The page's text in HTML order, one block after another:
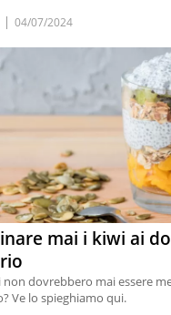
04/07/2024
mai i kiwi ai
non dovrebbero mai essere
Ve lo spieghiamo qui.